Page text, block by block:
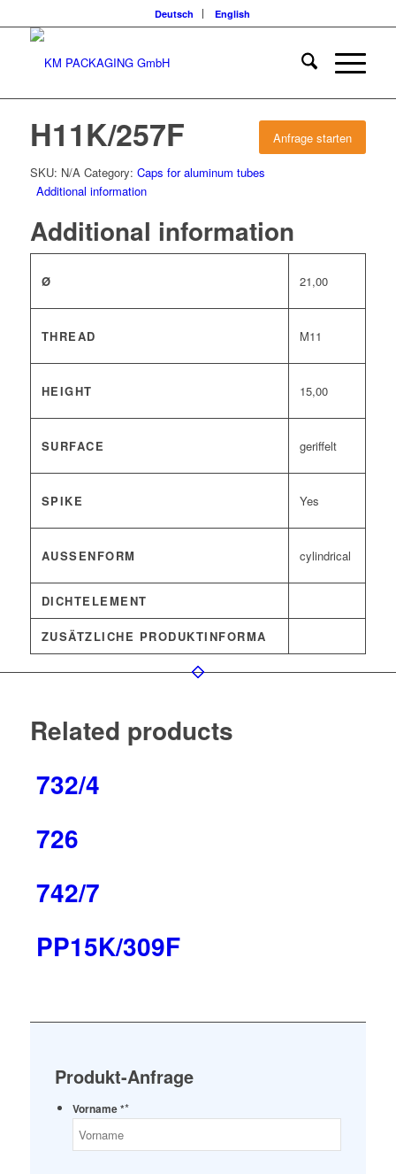
Deutsch English
Anfrage starten
H11K/257F
SKU: N/A Category: Caps for aluminum tubes
Additional information
Additional information
Ø 21,00
THREAD M11
HEIGHT 15,00
SURFACE geriffelt
SPIKE Yes
AUSSENFORM cylindrical
DICHTELEMENT
ZUSÄTZLICHE PRODUKTINFORMA
Related products
732/4
726
742/7
PP15K/309F
Produkt-Anfrage
Vorname **